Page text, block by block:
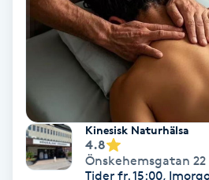
Dermapen
Diamantslipning
Enzympeeling
Kinesisk Naturhälsa
4.8
Önskehemsgatan 22
Tider fr. 15:00,